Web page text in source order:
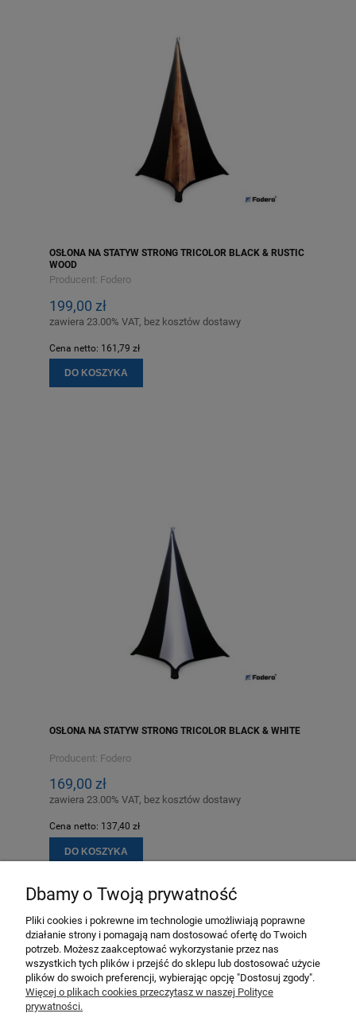
OSŁONA NA STATYW STRONG TRICOLOR BLACK & RUSTIC
WOOD
Producent: Fodero
199,00 zł
zawiera 23.00% VAT, bez kosztów dostawy
Cena netto: 161,79 zł
DO KOSZYKA
OSŁONA NA STATYW STRONG TRICOLOR BLACK & WHITE
Producent: Fodero
169,00 zł
zawiera 23.00% VAT, bez kosztów dostawy
Cena netto: 137,40 zł
DO KOSZYKA
MOJE KONTO
PŁATNOŚCI I DOSTAWA
Dbamy o Twoją prywatność
Pliki cookies i pokrewne im technologie umożliwiają poprawne
działanie strony i pomagają nam dostosować ofertę do Twoich
potrzeb. Możesz zaakceptować wykorzystanie przez nas
wszystkich tych plików i przejść do sklepu lub dostosować użycie
plików do swoich preferencji, wybierając opcję "Dostosuj zgody".
Więcej o plikach cookies przeczytasz w naszej Polityce
prywatności.